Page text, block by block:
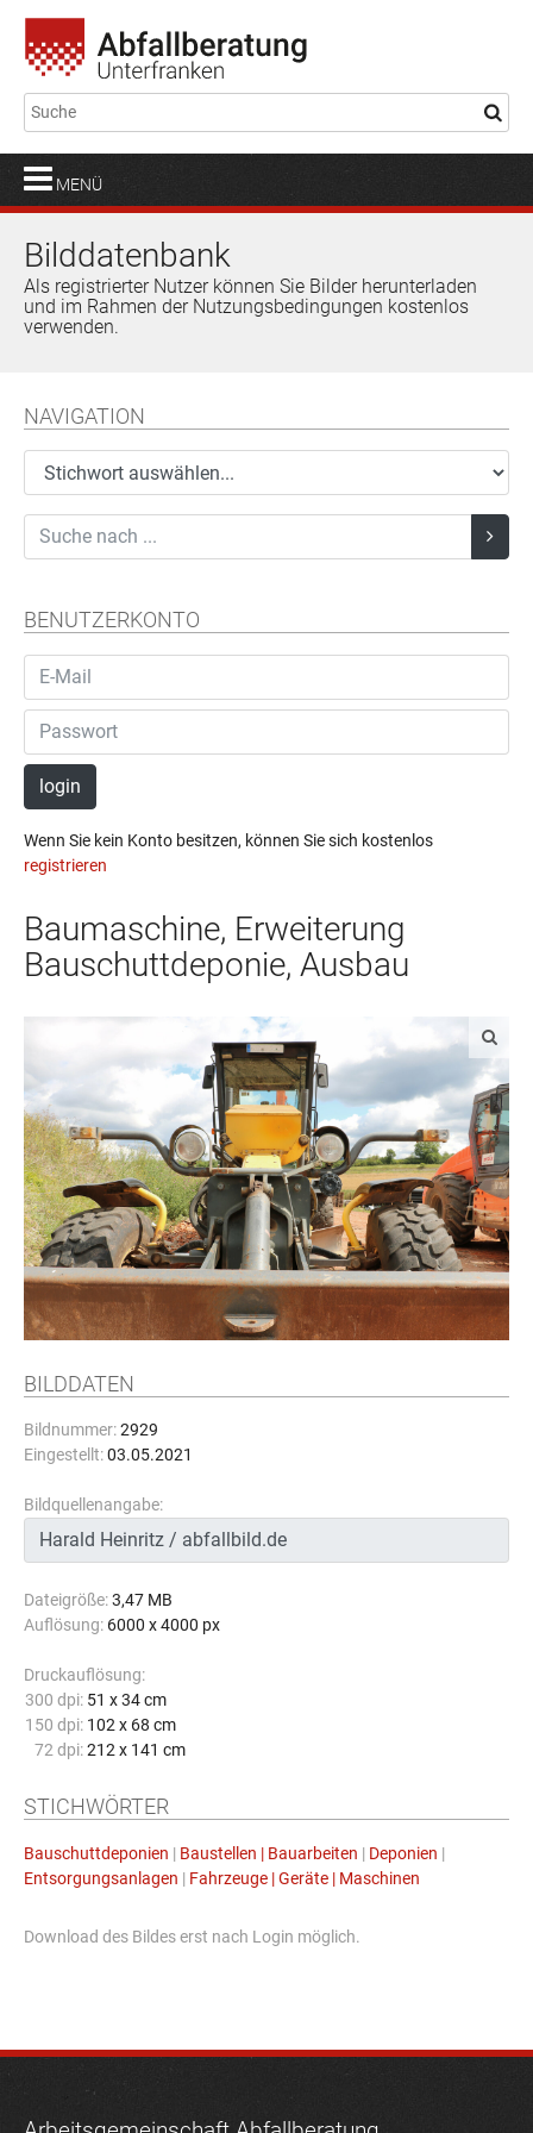
MENÜ
Bilddatenbank
Als registrierter Nutzer können Sie Bilder herunterladen
und im Rahmen der Nutzungsbedingungen kostenlos
verwenden.
NAVIGATION
BENUTZERKONTO
login
Wenn Sie kein Konto besitzen, können Sie sich kostenlos
registrieren
Baumaschine, Erweiterung
Bauschuttdeponie, Ausbau
BILDDATEN
Bildnummer:2929
Eingestellt:03.05.2021
Bildquellenangabe:
Dateigröße:3,47 MB
Auflösung: 6000 x 4000 px
Druckauflösung:
300 dpi: 51 x 34 cm
150 dpi: 102 x 68 cm
72 dpi: 212 x 141 cm
STICHWÖRTER
Bauschuttdeponien | Baustellen | Bauarbeiten | Deponien |
Entsorgungsanlagen | Fahrzeuge | Geräte | Maschinen
Download des Bildes erst nach Login möglich.